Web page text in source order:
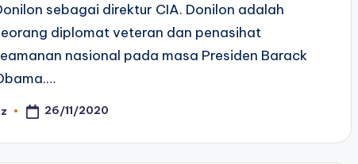
sebagai direktur CIA. Donilon adalah
diplomat veteran dan penasihat
nasional pada masa Presiden Barack
26/11/2020